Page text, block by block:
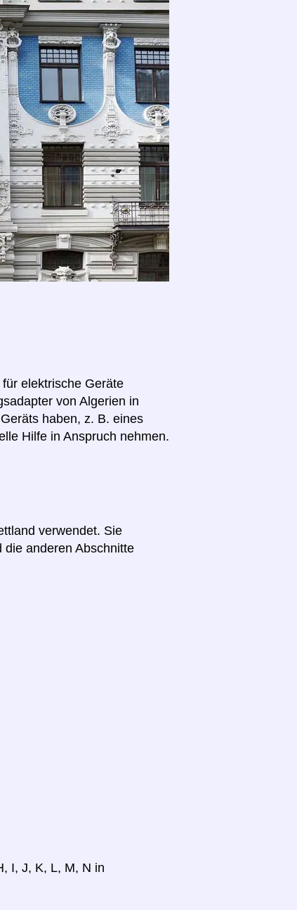
elektrische Geräte
von Algerien in
haben, z. B. eines
Hilfe in Anspruch nehmen.
verwendet. Sie
anderen Abschnitte
I, J, K, L, M, N in